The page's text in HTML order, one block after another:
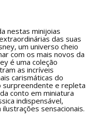
nestas minijoias
das suas
um universo cheio
com os mais novos da
é uma coleção
as incríveis
carismáticas do
surpreendente e repleta
conto em miniatura
indispensável,
sensacionais.